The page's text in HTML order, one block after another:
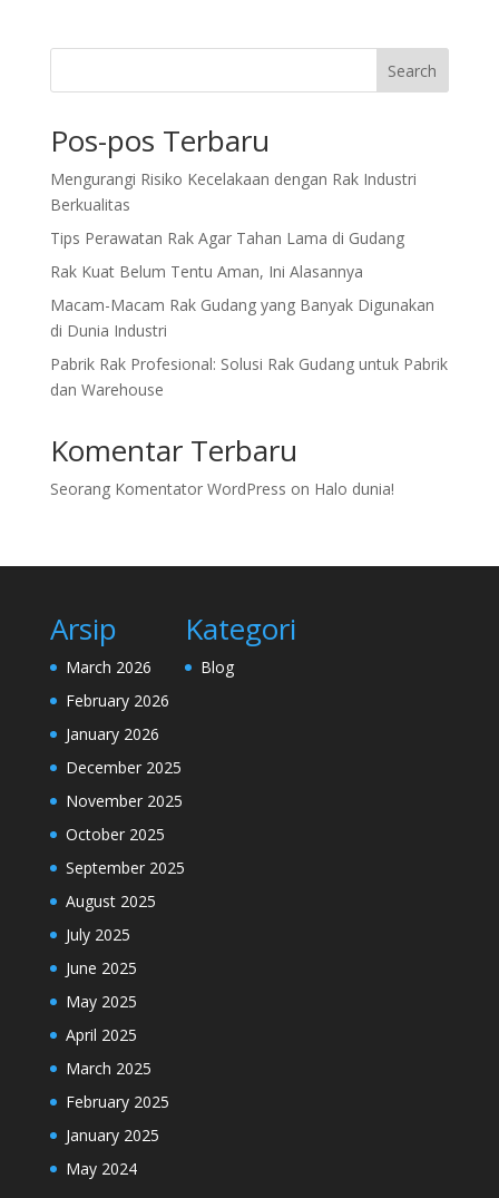
Search
Pos-pos Terbaru
Mengurangi Risiko Kecelakaan dengan Rak Industri
Berkualitas
Tips Perawatan Rak Agar Tahan Lama di Gudang
Rak Kuat Belum Tentu Aman, Ini Alasannya
Macam-Macam Rak Gudang yang Banyak Digunakan
di Dunia Industri
Pabrik Rak Profesional: Solusi Rak Gudang untuk Pabrik
dan Warehouse
Komentar Terbaru
Seorang Komentator WordPress on Halo dunia!
Arsip
March 2026
February 2026
January 2026
December 2025
November 2025
October 2025
September 2025
August 2025
July 2025
June 2025
May 2025
April 2025
March 2025
February 2025
January 2025
May 2024
Kategori
Blog